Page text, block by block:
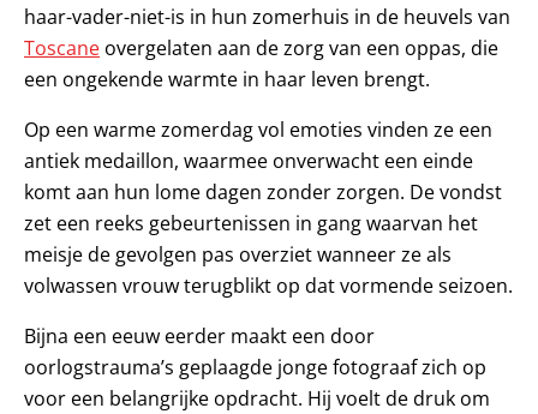
haar-vader-niet-is in hun zomerhuis in de heuvels van
Toscane overgelaten aan de zorg van een oppas, die
een ongekende warmte in haar leven brengt.
Op een warme zomerdag vol emoties vinden ze een
antiek medaillon, waarmee onverwacht een einde
komt aan hun lome dagen zonder zorgen. De vondst
zet een reeks gebeurtenissen in gang waarvan het
meisje de gevolgen pas overziet wanneer ze als
volwassen vrouw terugblikt op dat vormende seizoen.
Bijna een eeuw eerder maakt een door
oorlogstrauma’s geplaagde jonge fotograaf zich op
voor een belangrijke opdracht. Hij voelt de druk om